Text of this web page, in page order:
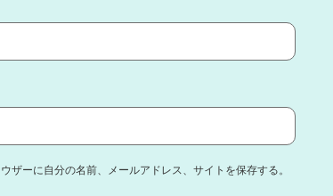
ザーに自分の名前、メールアドレス、サイトを保存する。